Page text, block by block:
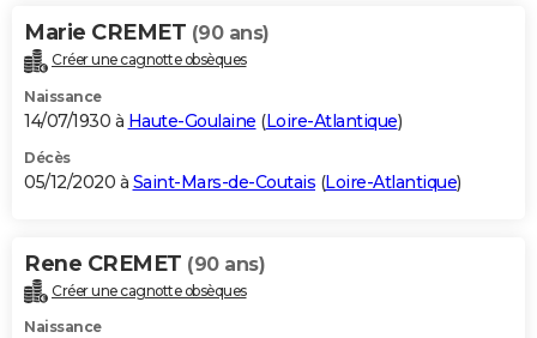
Marie CREMET (90 ans)
Créer une cagnotte obsèques
Naissance
14/07/1930 à Haute-Goulaine (Loire-Atlantique)
Décès
05/12/2020 à Saint-Mars-de-Coutais (Loire-Atlantique)
Rene CREMET (90 ans)
Créer une cagnotte obsèques
Naissance